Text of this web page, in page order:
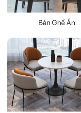
Bàn Ghế Ăn